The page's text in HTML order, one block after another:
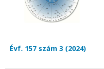
Évf. 157 szám 3 (2024)